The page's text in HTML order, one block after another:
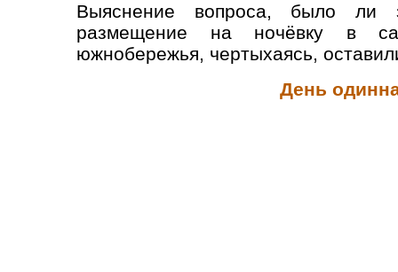
Выяснение вопроса, было ли
размещение на ночёвку в
южнобережья, чертыхаясь,
День